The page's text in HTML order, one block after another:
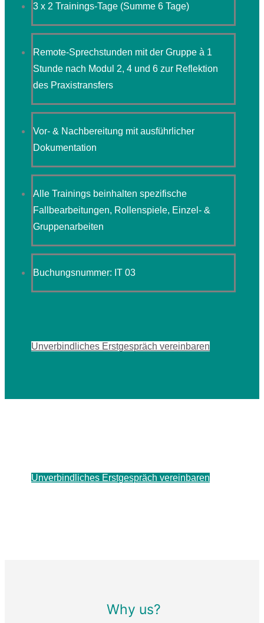
3 x 2 Trainings-Tage (Summe 6 Tage)
Remote-Sprechstunden mit der Gruppe à 1
Stunde nach Modul 2, 4 und 6 zur Reflektion
des Praxistransfers
Vor- & Nachbereitung mit ausführlicher
Dokumentation
Alle Trainings beinhalten spezifische
Fallbearbeitungen, Rollenspiele, Einzel- &
Gruppenarbeiten
Buchungsnummer: IT 03
Unverbindliches Erstgespräch vereinbaren
Unverbindliches Erstgespräch vereinbaren
Why us?